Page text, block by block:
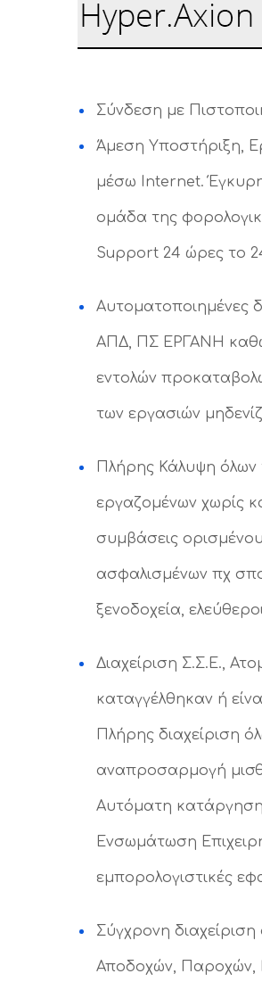
Σύνδεση με
Άμεση Υποστήριξη,
μέσω Internet.
ομάδα της
Support 24 ώρες το
Αυτοματοποιημένες
ΑΠΔ, ΠΣ ΕΡΓΑΝΗ
εντολών
των εργασιών
Πλήρης Κάλυψη
εργαζομένων χωρίς
συμβάσεις
ασφαλισμένων πχ
ξενοδοχεία,
Διαχείριση Σ.Σ.Ε.,
καταγγέλθηκαν ή
Πλήρης διαχείριση
αναπροσαρμογή
Αυτόματη
Ενσωμάτωση
εμπορολογιστικές
Σύγχρονη
Αποδοχών, Παροχών,